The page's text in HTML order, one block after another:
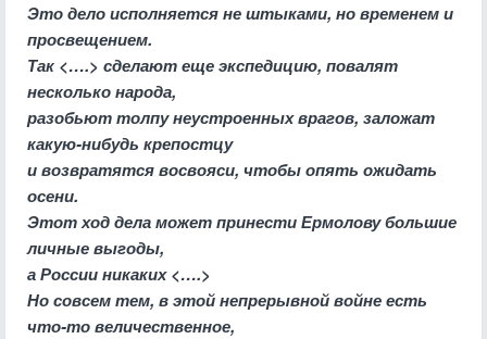
Это дело исполняется не штыками, но временем и
просвещением.
Так <….> сделают еще экспедицию, повалят
несколько народа,
разобьют толпу неустроенных врагов, заложат
какую-нибудь крепостцу
и возвратятся восвояси, чтобы опять ожидать
осени.
Этот ход дела может принести Ермолову большие
личные выгоды,
а России никаких <….>
Но совсем тем, в этой непрерывной войне есть
что-то величественное,